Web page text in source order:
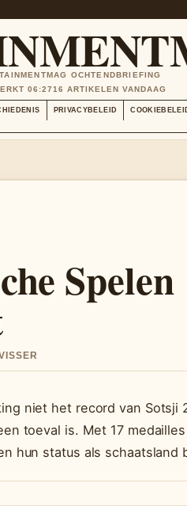
OCHTENDBRIEFING
06:2716 ARTIKELEN VANDAAG
PRIVACYBELEID
Spelen
niet het record van Sotsji
toeval is. Met 17
hun status als schaatsland